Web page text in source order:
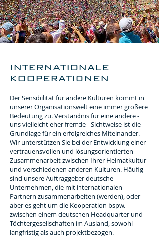
INTERNATIONALE
KOOPERATIONEN
Der Sensibilität für andere Kulturen kommt in
unserer Organisationswelt eine immer größere
Bedeutung zu. Verständnis für eine andere -
uns vielleicht eher fremde - Sichtweise ist die
Grundlage für ein erfolgreiches Miteinander.
Wir unterstützen Sie bei der Entwicklung einer
vertrauensvollen und lösungsorientierten
Zusammenarbeit zwischen Ihrer Heimatkultur
und verschiedenen anderen Kulturen. Häufig
sind unsere Auftraggeber deutsche
Unternehmen, die mit internationalen
Partnern zusammenarbeiten (werden), oder
aber es geht um die Kooperation bspw.
zwischen einem deutschen Headquarter und
Töchtergesellschaften im Ausland, sowohl
langfristig als auch projektbezogen.